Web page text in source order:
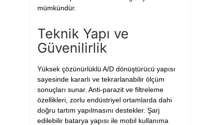
mümkündür.
Teknik Yapı ve
Güvenilirlik
Yüksek çözünürlüklü A/D dönüştürücü yapısı
sayesinde kararlı ve tekrarlanabilir ölçüm
sonuçları sunar. Anti-parazit ve filtreleme
özellikleri, zorlu endüstriyel ortamlarda dahi
doğru tartım yapılmasını destekler. Şarj
edilebilir batarya yapısı ile mobil kullanıma